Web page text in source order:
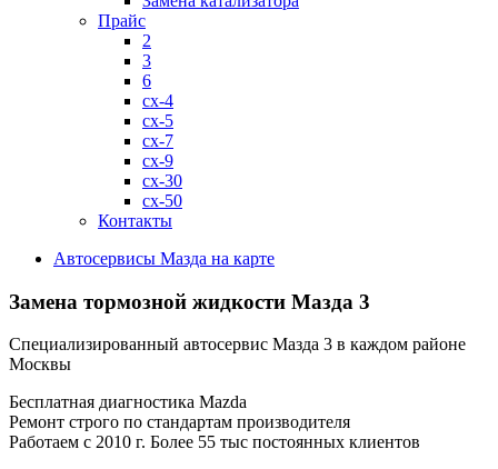
Прайс
2
3
6
cx-4
cx-5
cx-7
cx-9
cx-30
cx-50
Контакты
Автосервисы Мазда на карте
Замена тормозной жидкости Мазда 3
Специализированный автосервис Мазда 3 в каждом районе
Москвы
Бесплатная диагностика Mazda
Ремонт строго по стандартам производителя
Работаем с 2010 г. Более 55 тыс постоянных клиентов